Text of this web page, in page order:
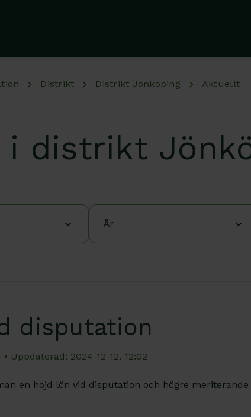
Distrikt Distrikt Jönköping Aktuellt
distrikt
År
disputation
• Uppdaterad: 2024-12-12, 12:02
en höjd lön vid disputation och högre